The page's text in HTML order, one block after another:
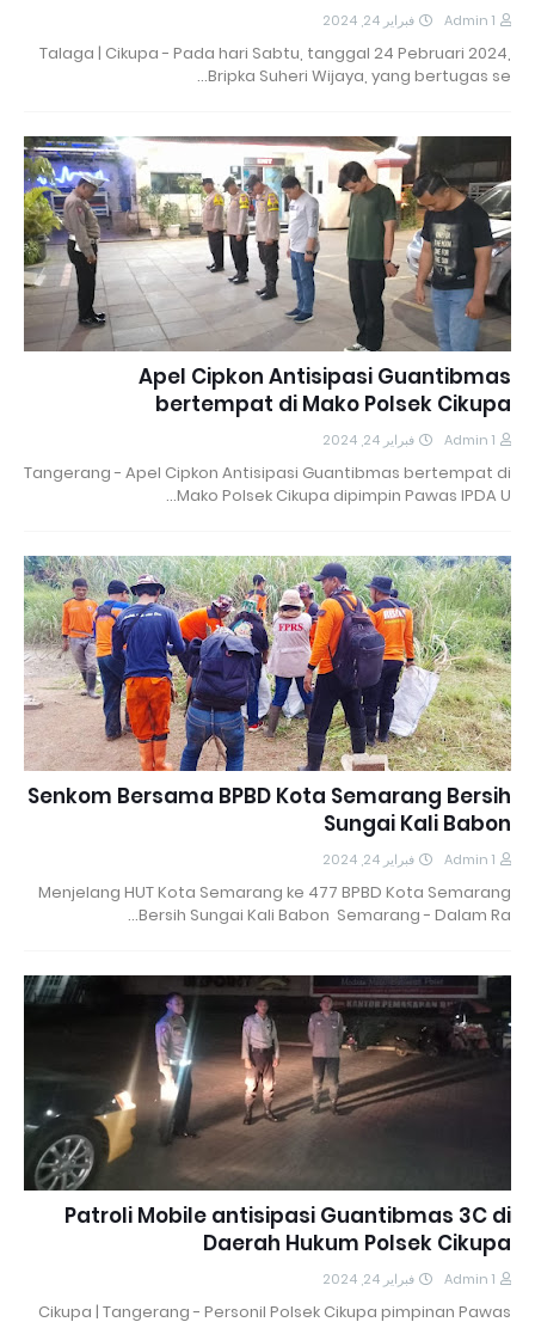
Admin 1 فبراير 24, 2024
Talaga | Cikupa - Pada hari Sabtu, tanggal 24 Pebruari 2024,
Bripka Suheri Wijaya, yang bertugas se…
Apel Cipkon Antisipasi Guantibmas
bertempat di Mako Polsek Cikupa
Admin 1 فبراير 24, 2024
Tangerang - Apel Cipkon Antisipasi Guantibmas bertempat di
Mako Polsek Cikupa dipimpin Pawas IPDA U…
Senkom Bersama BPBD Kota Semarang Bersih
Sungai Kali Babon
Admin 1 فبراير 24, 2024
Menjelang HUT Kota Semarang ke 477 BPBD Kota Semarang
Bersih Sungai Kali Babon Semarang - Dalam Ra…
Patroli Mobile antisipasi Guantibmas 3C di
Daerah Hukum Polsek Cikupa
Admin 1 فبراير 24, 2024
Cikupa | Tangerang - Personil Polsek Cikupa pimpinan Pawas